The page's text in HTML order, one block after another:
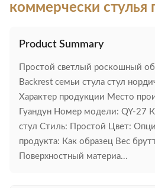
коммерчески стулья
Product Summary
Простой светлый роскошный
Backrest семьи стула стул
Характер продукции Место
Гуандун Номер модели: QY-27
стул Стиль: Простой Цвет:
продукта: Как образец Вес
Поверхностный материа...